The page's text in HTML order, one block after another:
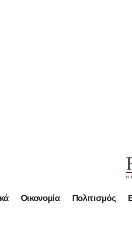
Οικονομία Πολιτισμός